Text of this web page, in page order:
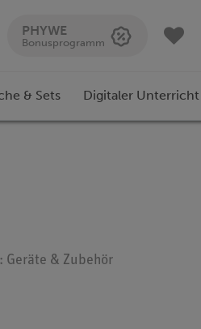
PHYWE
Bonusprogramm
& Sets Digitaler Unterricht
& Zubehör